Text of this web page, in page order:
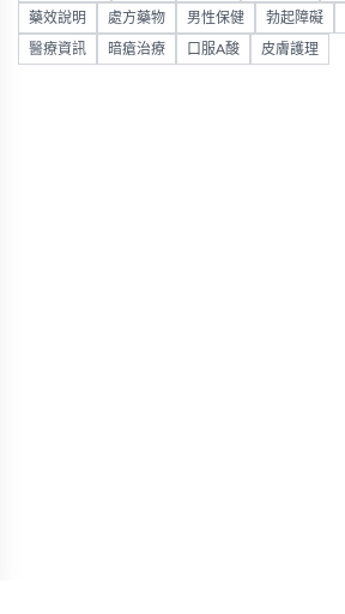
藥效說明 處方藥物 男性保健 勃起障礙
醫療資訊 暗瘡治療 口服A酸 皮膚護理